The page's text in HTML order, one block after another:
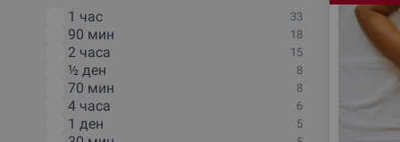
Спортно и екстремно шофиране 152
Каране на АТВ / ATV 144
Необичайни нощувки 142
Конна езда 137
Дегустация на вино 132
Рисуване и вино 130
Офроуд разходка с джип 124
1 час 33
90 мин 18
2 часа 15
½ ден 8
70 мин 8
4 часа 6
1 ден 5